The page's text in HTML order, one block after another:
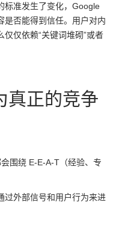
标准发生了变化，Google
是否能得到信任。用户对内
仅依赖“关键词堆砌”或者
真正的竞争
围绕 E-E-A-T（经验、专
过外部信号和用户行为来进